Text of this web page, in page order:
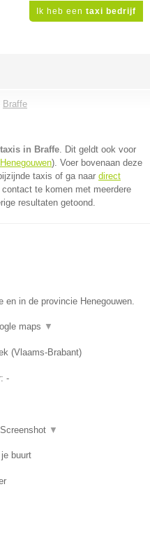
Ik heb een taxi bedrijf
Braffe
taxis in Braffe. Dit geldt ook voor
). Voer bovenaan deze
taxis of ga naar direct
te komen met meerdere
resultaten getoond.
en in de provincie Henegouwen.
maps ▼
(Vlaams-Brabant)
-
Screenshot ▼
buurt